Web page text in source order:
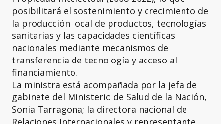
posibilitará el sostenimiento y crecimiento de
la producción local de productos, tecnologías
sanitarias y las capacidades científicas
nacionales mediante mecanismos de
transferencia de tecnología y acceso al
financiamiento.
La ministra está acompañada por la jefa de
gabinete del Ministerio de Salud de la Nación,
Sonia Tarragona; la directora nacional de
Relaciones Internacionales y representante